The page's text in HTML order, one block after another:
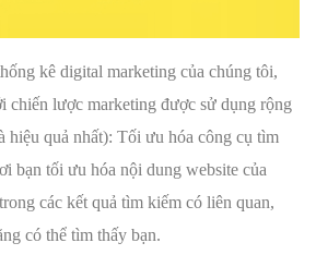
kê digital marketing của chúng tôi,
chiến lược marketing được sử dụng rộng
hiệu quả nhất): Tối ưu hóa công cụ tìm
bạn tối ưu hóa nội dung website của
các kết quả tìm kiếm có liên quan,
có thể tìm thấy bạn.